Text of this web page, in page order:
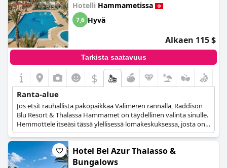
Hotelli Hammametissa
7,6 Hyvä
Alkaen 115 $
Tarkista saatavuus
$
Ranta-alue
Jos etsit rauhallista pakopaikkaa Välimeren rannalla, Raddison
Blu Resort & Thalassa Hammamet on täydellinen valinta sinulle.
Hemmottele itseäsi tässä ylellisessä lomakeskuksessa, josta on
upeat näkymät ja suora pääsy rannalle, sekä lähellä Bel Azur
Beachia ja Hammamet Beachia.
Hotel Bel Azur Thalasso &
Bungalows